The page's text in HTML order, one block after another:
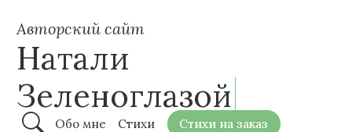
Авторский сайт
Натали
Зеленоглазой
Обо мне Стихи Стихи на заказ